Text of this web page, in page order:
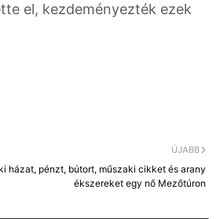
el, kezdeményezték ezek
ÚJABB
házat, pénzt, bútort, műszaki cikket és arany
ékszereket egy nő Mezőtúron